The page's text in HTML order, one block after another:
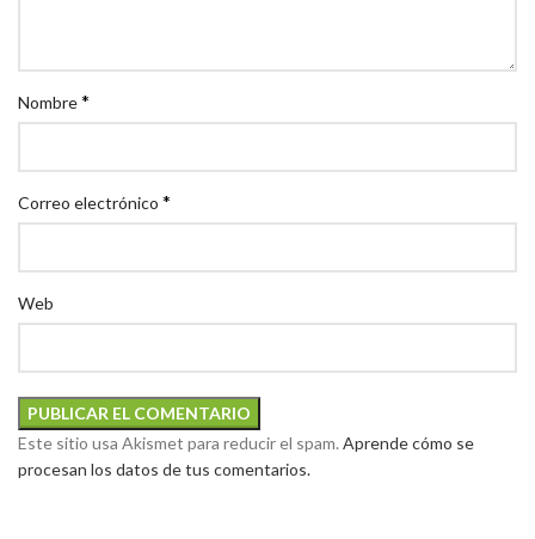
Nombre*
Correo electrónico *
Web
Este sitio usa Akismet para reducir el spam. Aprende cómo se
procesan los datos de tus comentarios.